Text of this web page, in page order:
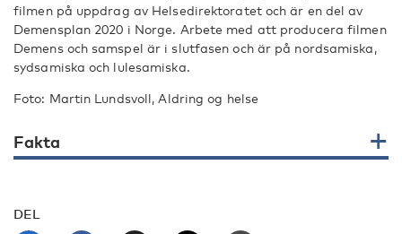
filmen på uppdrag av Helsedirektoratet och är en del av
Demensplan 2020 i Norge. Arbete med att producera filmen
Demens och samspel är i slutfasen och är på nordsamiska,
sydsamiska och lulesamiska.
Foto: Martin Lundsvoll, Aldring og helse
Fakta
DEL